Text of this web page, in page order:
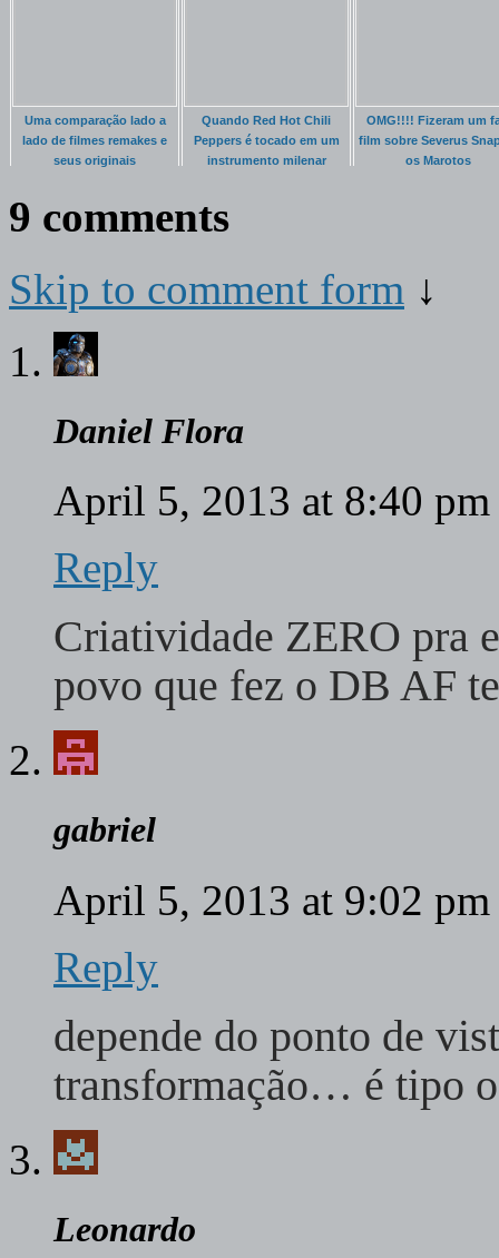
Uma comparação lado a
lado de filmes remakes e
seus originais
Quando Red Hot Chili
Peppers é tocado em um
instrumento milenar
OMG!!!! Fizeram um
film sobre Severus
os Marotos
9 comments
Skip to comment form ↓
Daniel Flora
April 5, 2013 at 8:40
Reply
Criatividade ZERO pra
povo que fez o DB AF
gabriel
April 5, 2013 at 9:02
Reply
depende do ponto de
transformação… é tipo
Leonardo